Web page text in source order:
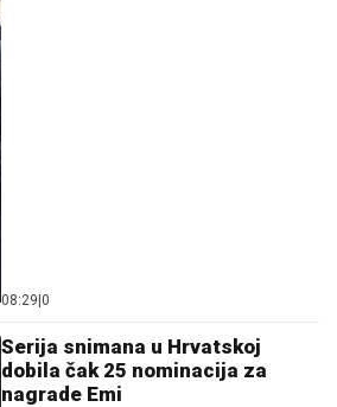
08:29 0
Serija snimana u Hrvatskoj
dobila čak 25 nominacija za
nagrade Emi